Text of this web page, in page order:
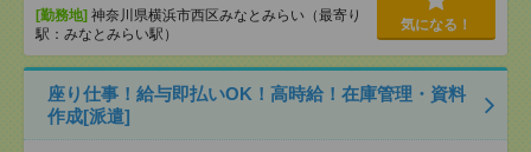
[勤務地] 神奈川県横浜市西区みなとみらい（最寄り
駅：みなとみらい駅）
気になる！
座り仕事！給与即払いOK！高時給！在庫管理・資料
作成[派遣]